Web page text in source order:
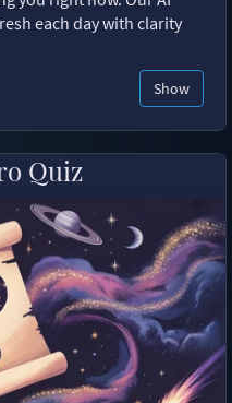
each day with clarity
Show
Quiz